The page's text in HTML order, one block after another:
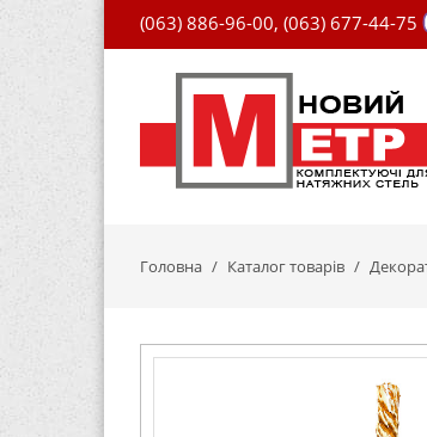
(063) 886-96-00, (063) 677-44-75
Головна Каталог товарів